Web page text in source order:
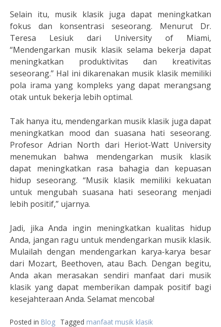
Selain itu, musik klasik juga dapat meningkatkan
fokus dan konsentrasi seseorang. Menurut Dr.
Teresa Lesiuk dari University of Miami,
“Mendengarkan musik klasik selama bekerja dapat
meningkatkan produktivitas dan kreativitas
seseorang.” Hal ini dikarenakan musik klasik memiliki
pola irama yang kompleks yang dapat merangsang
otak untuk bekerja lebih optimal.
Tak hanya itu, mendengarkan musik klasik juga dapat
meningkatkan mood dan suasana hati seseorang.
Profesor Adrian North dari Heriot-Watt University
menemukan bahwa mendengarkan musik klasik
dapat meningkatkan rasa bahagia dan kepuasan
hidup seseorang. “Musik klasik memiliki kekuatan
untuk mengubah suasana hati seseorang menjadi
lebih positif,” ujarnya.
Jadi, jika Anda ingin meningkatkan kualitas hidup
Anda, jangan ragu untuk mendengarkan musik klasik.
Mulailah dengan mendengarkan karya-karya besar
dari Mozart, Beethoven, atau Bach. Dengan begitu,
Anda akan merasakan sendiri manfaat dari musik
klasik yang dapat memberikan dampak positif bagi
kesejahteraan Anda. Selamat mencoba!
Posted in Blog Tagged manfaat musik klasik